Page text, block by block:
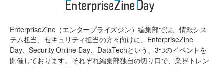
EnterpriseZine（エンタープライズジン）編集部では、情報シス
テム担当、セキュリティ担当の方々向けに、EnterpriseZine
Day、Security Online Day、DataTechという、3つのイベントを
開催しております。それぞれ編集部独自の切り口で、業界トレン